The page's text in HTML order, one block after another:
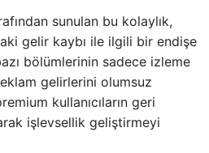
sunulan bu kolaylık,
gelir kaybı ile ilgili bir endişe
bölümlerinin sadece izleme
gelirlerini olumsuz
kullanıcıların geri
işlevsellik geliştirmeyi